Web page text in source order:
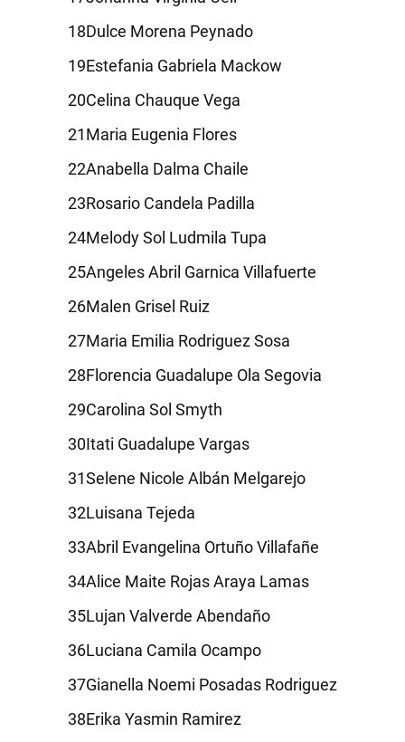
Dulce Morena Peynado
Estefania Gabriela Mackow
Celina Chauque Vega
Maria Eugenia Flores
Anabella Dalma Chaile
Rosario Candela Padilla
Melody Sol Ludmila Tupa
Angeles Abril Garnica Villafuerte
Malen Grisel Ruiz
Maria Emilia Rodriguez Sosa
Florencia Guadalupe Ola Segovia
Carolina Sol Smyth
Itati Guadalupe Vargas
Selene Nicole Albán Melgarejo
Luisana Tejeda
Abril Evangelina Ortuño Villafañe
Alice Maite Rojas Araya Lamas
Lujan Valverde Abendaño
Luciana Camila Ocampo
Gianella Noemi Posadas Rodriguez
Erika Yasmin Ramirez